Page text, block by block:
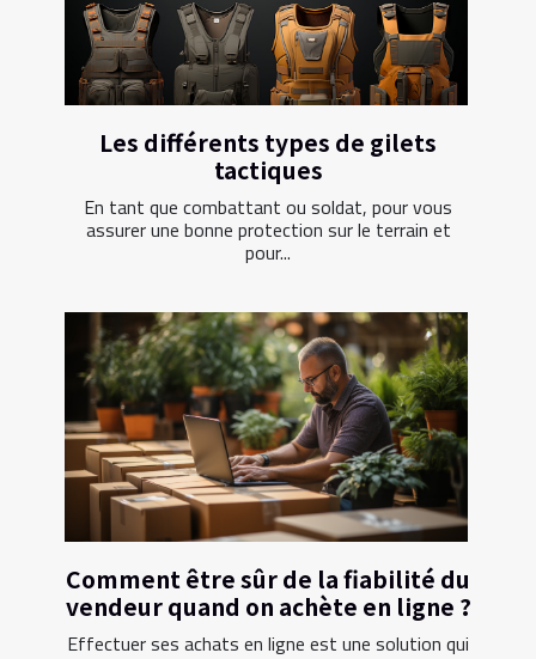
Les différents types de gilets
tactiques
En tant que combattant ou soldat, pour vous
assurer une bonne protection sur le terrain et
pour...
Comment être sûr de la fiabilité du
vendeur quand on achète en ligne ?
Effectuer ses achats en ligne est une solution qui